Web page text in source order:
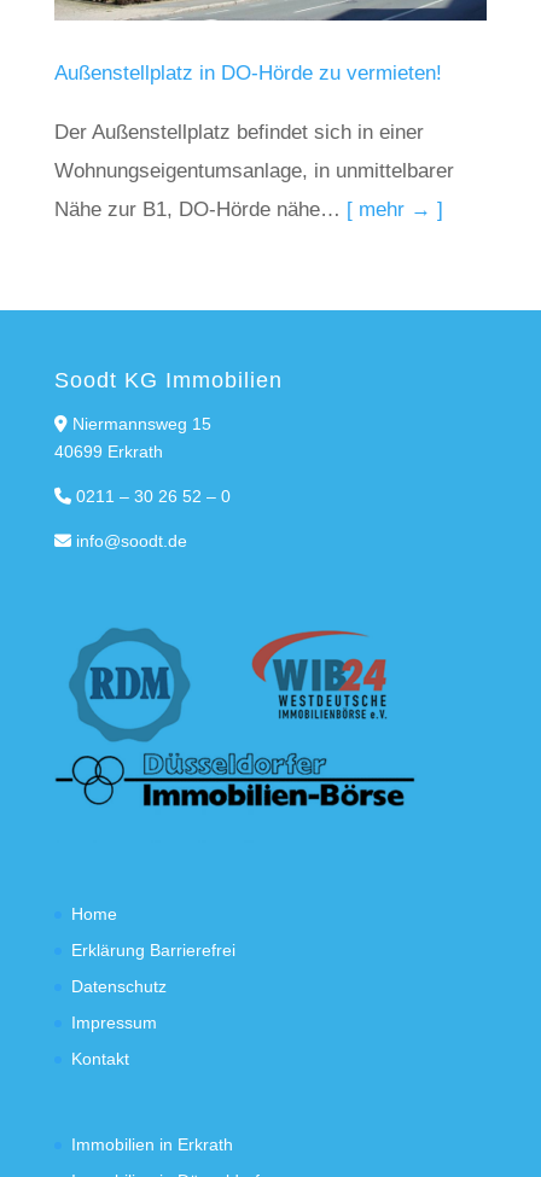
Außenstellplatz in DO-Hörde zu vermieten!
Der Außenstellplatz befindet sich in einer
Wohnungseigentumsanlage, in unmittelbarer
Nähe zur B1, DO-Hörde nähe… [ mehr → ]
Soodt KG Immobilien
Niermannsweg 15
40699 Erkrath
0211 – 30 26 52 – 0
info@soodt.de
Home
Erklärung Barrierefrei
Datenschutz
Impressum
Kontakt
Immobilien in Erkrath